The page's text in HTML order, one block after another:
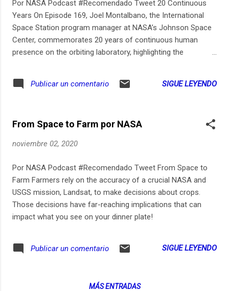
: Arnaud Forest - Production : ARTE Radio
Por NASA Podcast #Recomendado Tweet 20 Continuous
Years On Episode 169, Joel Montalbano, the International
Space Station program manager at NASA’s Johnson Space
Center, commemorates 20 years of continuous human
presence on the orbiting laboratory, highlighting the
research.
Publicar un comentario SIGUE LEYENDO
From Space to Farm por NASA
noviembre 02, 2020
Por NASA Podcast #Recomendado Tweet From Space to
Farm Farmers rely on the accuracy of a crucial NASA and
USGS mission, Landsat, to make decisions about crops.
Those decisions have far-reaching implications that can
impact what you see on your dinner plate!
Publicar un comentario SIGUE LEYENDO
MÁS ENTRADAS